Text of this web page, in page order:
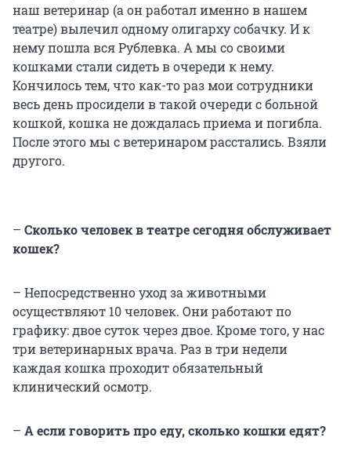
наш ветеринар (а он работал именно в нашем
театре) вылечил одному олигарху собачку. И к
нему пошла вся Рублевка. А мы со своими
кошками стали сидеть в очереди к нему.
Кончилось тем, что как-то раз мои сотрудники
весь день просидели в такой очереди с больной
кошкой, кошка не дождалась приема и погибла.
После этого мы с ветеринаром расстались. Взяли
другого.
– Сколько человек в театре сегодня обслуживает
кошек?
– Непосредственно уход за животными
осуществляют 10 человек. Они работают по
графику: двое суток через двое. Кроме того, у нас
три ветеринарных врача. Раз в три недели
каждая кошка проходит обязательный
клинический осмотр.
– А если говорить про еду, сколько кошки едят?